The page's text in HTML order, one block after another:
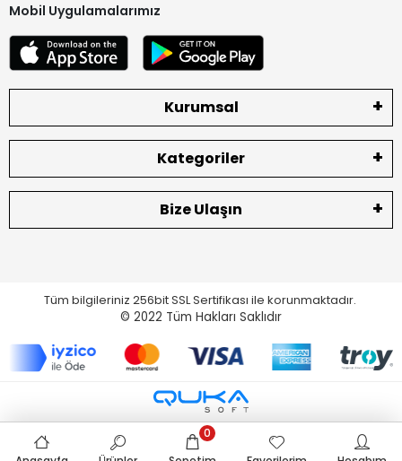
Mobil Uygulamalarımız
Kurumsal
Kategoriler
Bize Ulaşın
Tüm bilgileriniz 256bit SSL Sertifikası ile korunmaktadır.
© 2022 Tüm Hakları Saklıdır
0